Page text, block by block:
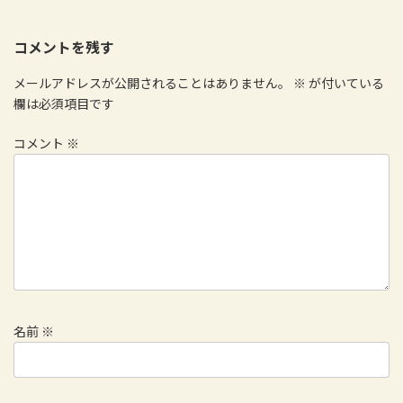
コメントを残す
メールアドレスが公開されることはありません。 ※ が付いている
欄は必須項目です
コメント ※
名前 ※